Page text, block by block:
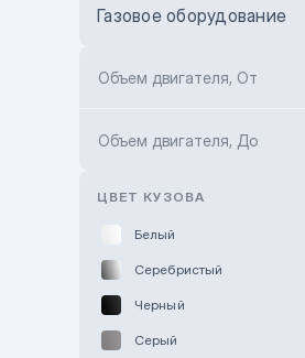
Toyota Kokshetau
Hyundai ShymCity
Газовое оборудование
Объем двигателя, От
Объем двигателя, До
ЦВЕТ КУЗОВА
Белый
Серебристый
Черный
Серый